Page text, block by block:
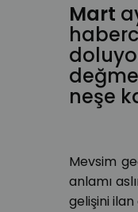
Mart
neşe
Mevsim
anlamı
gelişini